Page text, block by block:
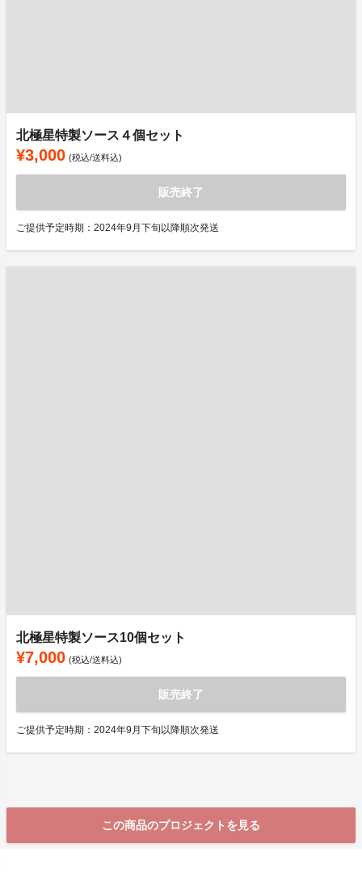
北極星特製ソース４個セット
¥3,000 (税込/送料込)
販売終了
ご提供予定時期：2024年9月下旬以降順次発送
北極星特製ソース10個セット
¥7,000 (税込/送料込)
販売終了
ご提供予定時期：2024年9月下旬以降順次発送
この商品のプロジェクトを見る